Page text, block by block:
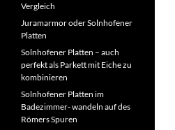
Vergleich
Juramarmor oder Solnhofener
Platten
Solnhofener Platten – auch
perfekt als Parkett mit Eiche zu
kombinieren
Solnhofener Platten im
Badezimmer- wandeln auf des
Römers Spuren